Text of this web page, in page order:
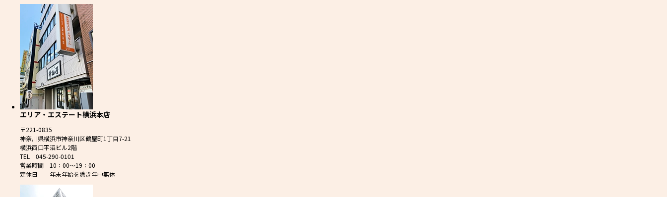
エリア・エステート横浜本店
〒221-0835
神奈川県横浜市神奈川区鶴屋町1丁目7-21
横浜西口平沼ビル2階
TEL 045-290-0101
営業時間 10：00～19：00
定休日 年末年始を除き年中無休